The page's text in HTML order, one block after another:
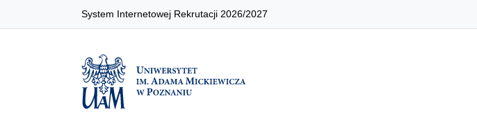
System Internetowej Rekrutacji 2026/2027